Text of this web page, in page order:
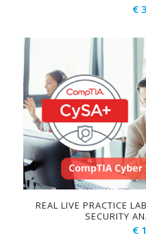
€
REAL LIVE PRACTICE
SECURITY
€